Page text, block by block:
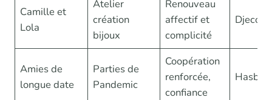
Camille et
Lola
Atelier
création
bijoux
Renouveau
affectif et
complicité
Djeco
Amies de
longue date
Parties de
Pandemic
Coopération
renforcée,
confiance
Hasbro